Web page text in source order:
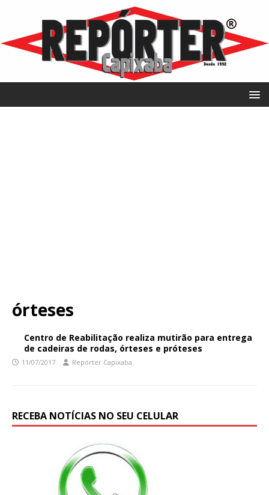
órteses
Centro de Reabilitação realiza mutirão para entrega
de cadeiras de rodas, órteses e próteses
11/07/2017 Repórter Capixaba
RECEBA NOTÍCIAS NO SEU CELULAR